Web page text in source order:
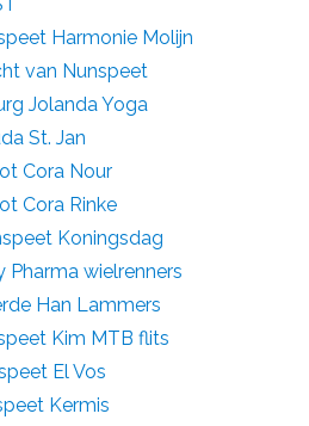
Harmonie Molijn
van Nunspeet
Jolanda Yoga
St. Jan
Cora Nour
Cora Rinke
Koningsdag
Pharma wielrenners
Han Lammers
Kim MTB flits
El Vos
Kermis